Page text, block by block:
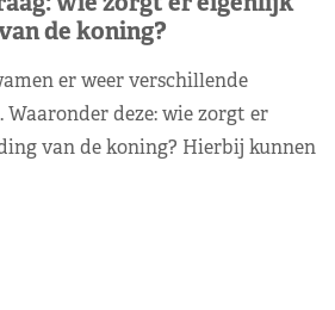
de koning?
er weer verschillende
deze: wie zorgt er
van de koning? Hierbij kunnen